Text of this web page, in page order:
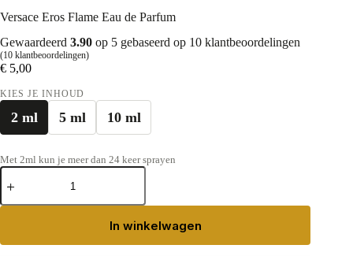
Versace Eros Flame Eau de Parfum
Gewaardeerd 3.90 op 5 gebaseerd op 10 klantbeoordelingen
(10 klantbeoordelingen)
€ 5,00
KIES JE INHOUD
2 ml 5 ml 10 ml
Met 2ml kun je meer dan 24 keer sprayen
Versace
Eros
Eau
In winkelwagen